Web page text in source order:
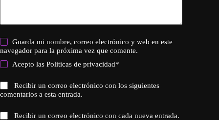
Guarda mi nombre, correo electrónico y web en este
navegador para la próxima vez que comente.
Acepto lasPoliticas de privacidad*
Recibir un correo electrónico con los siguientes
comentarios a esta entrada.
Recibir un correo electrónico con cada nueva entrada.